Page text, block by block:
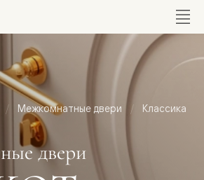
Межкомнатные двери Классика
двери